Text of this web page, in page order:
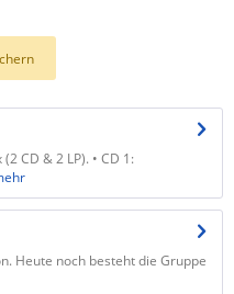
CD & 2 LP). • CD 1:
Heute noch besteht die Gruppe